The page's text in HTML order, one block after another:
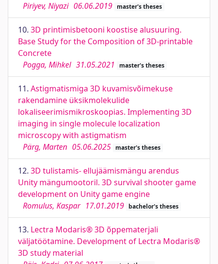
Piriyev, Niyazi 06.06.2019 master's theses
10. 3D printimisbetooni koostise alusuuring.
Base Study for the Composition of 3D-printable
Concrete
Pogga, Mihkel 31.05.2021 master's theses
11. Astigmatismiga 3D kuvamisvõimekuse
rakendamine üksikmolekulide
lokaliseerimismikroskoopias. Implementing 3D
imaging in single molecule localization
microscopy with astigmatism
Pärg, Marten 05.06.2025 master's theses
12. 3D tulistamis- ellujäämismängu arendus
Unity mängumootoril. 3D survival shooter game
development on Unity game engine
Romulus, Kaspar 17.01.2019 bachelor's theses
13. Lectra Modaris® 3D õppematerjali
väljatöötamine. Development of Lectra Modaris®
3D study material